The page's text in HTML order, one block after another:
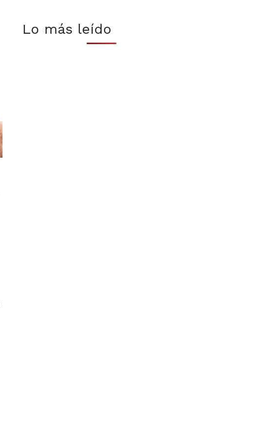
Lo más leído